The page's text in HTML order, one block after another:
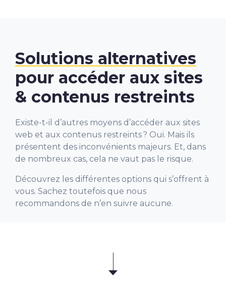
Solutions alternatives
pour accéder aux sites
& contenus restreints
Existe-t-il d’autres moyens d’accéder aux sites
web et aux contenus restreints ? Oui. Mais ils
présentent des inconvénients majeurs. Et, dans
de nombreux cas, cela ne vaut pas le risque.
Découvrez les différentes options qui s’offrent à
vous. Sachez toutefois que nous
recommandons de n’en suivre aucune.